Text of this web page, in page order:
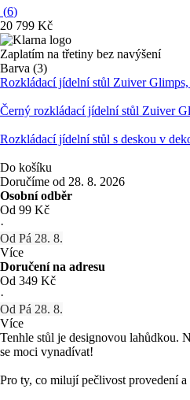
(6)
20 799 Kč
Zaplatím na třetiny bez navýšení
Barva (3)
Rozkládací jídelní stůl Zuiver
Černý rozkládací jídelní stůl Zuiver
Rozkládací jídelní stůl s deskou v
Do košíku
Doručíme od 28. 8. 2026
Osobní odběr
Od 99 Kč
·
Od Pá 28. 8.
Více
Doručení na adresu
Od 349 Kč
·
Od Pá 28. 8.
Více
Tenhle stůl je designovou lahůdkou.
se moci vynadívat!
Pro ty, co milují pečlivost provedení